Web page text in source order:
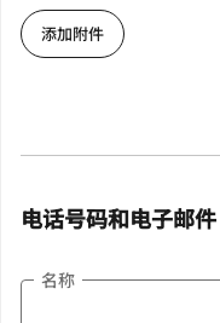
添加附件
电话号码和电子邮件
名称